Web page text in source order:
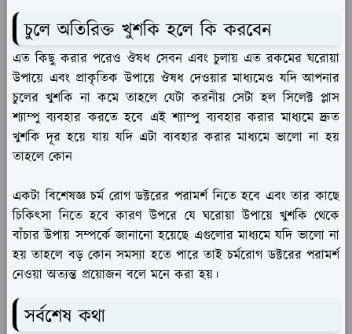
চুলে অতিরিক্ত খুশকি হলে কি করবেন
এত কিছু করার পরেও ঔষধ সেবন এবং চুলায় এত রকমের ঘরোয়া
উপায়ে এবং প্রাকৃতিক উপায়ে ঔষধ দেওয়ার মাধ্যমেও যদি আপনার
চুলের খুশকি না কমে তাহলে যেটা করনীয় সেটা হল সিলেক্ট প্লাস
শ্যাম্পু ব্যবহার করতে হবে এই শ্যাম্পু ব্যবহার করার মাধ্যমে দ্রুত
খুশকি দূর হয়ে যায় যদি এটা ব্যবহার করার মাধ্যমে ভালো না হয়
তাহলে কোন
একটা বিশেষজ্ঞ চর্ম রোগ ডক্টরের পরামর্শ নিতে হবে এবং তার কাছে
চিকিৎসা নিতে হবে কারণ উপরে যে ঘরোয়া উপায়ে খুশকি থেকে
বাঁচার উপায় সম্পর্কে জানানো হয়েছে এগুলোর মাধ্যমে যদি ভালো না
হয় তাহলে বড় কোন সমস্যা হতে পারে তাই চর্মরোগ ডক্টরের পরামর্শ
নেওয়া অত্যন্ত প্রয়োজন বলে মনে করা হয়।
সর্বশেষ কথা